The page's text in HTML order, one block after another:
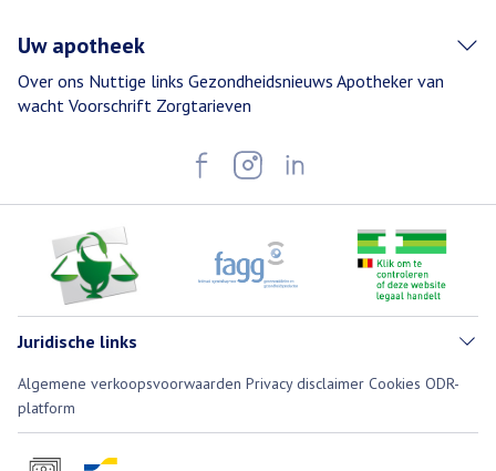
Uw apotheek
Over ons Nuttige links Gezondheidsnieuws Apotheker van
wacht Voorschrift Zorgtarieven
Juridische links
Algemene verkoopsvoorwaarden Privacy disclaimer Cookies ODR-
platform